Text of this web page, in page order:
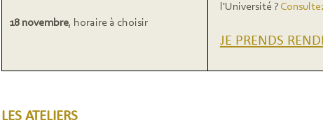
18 novembre, horaire à choisir
l'Université ?
JE PRENDS
LES ATELIERS